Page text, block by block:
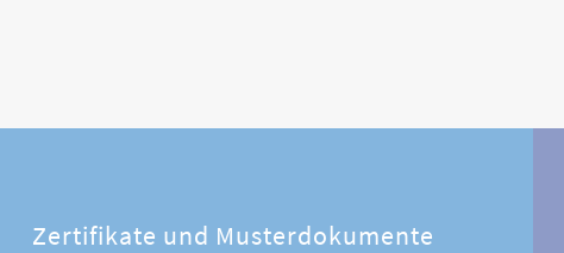
Zertifikate und Musterdokumente